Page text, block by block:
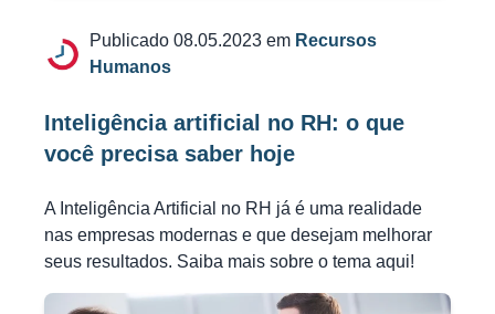
Publicado 08.05.2023 em Recursos
Humanos
Inteligência artificial no RH: o que
você precisa saber hoje
A Inteligência Artificial no RH já é uma realidade
nas empresas modernas e que desejam melhorar
seus resultados. Saiba mais sobre o tema aqui!